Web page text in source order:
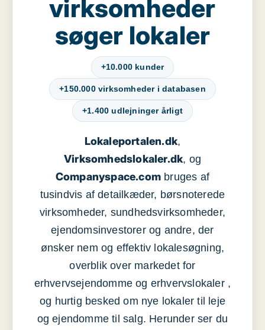
virksomheder
søger lokaler
+10.000 kunder
+150.000 virksomheder i databasen
+1.400 udlejninger årligt
Lokaleportalen.dk,
Virksomhedslokaler.dk, og
Companyspace.com bruges af
tusindvis af detailkæder, børsnoterede
virksomheder, sundhedsvirksomheder,
ejendomsinvestorer og andre, der
ønsker nem og effektiv lokalesøgning,
overblik over markedet for
erhvervsejendomme og erhvervslokaler ,
og hurtig besked om nye lokaler til leje
og ejendomme til salg. Herunder ser du